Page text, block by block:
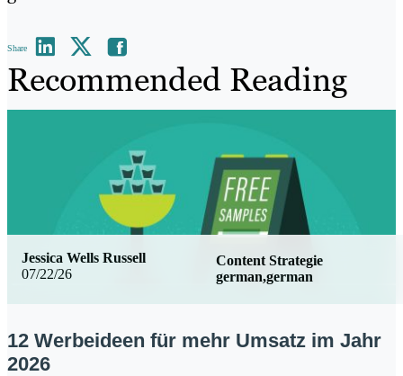
Share
Recommended Reading
07/22/26
Content Strategie
german,german
Jessica Wells Russell
12 Werbeideen für mehr Umsatz im Jahr
2026